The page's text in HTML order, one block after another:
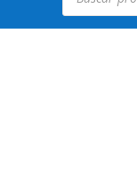
productos